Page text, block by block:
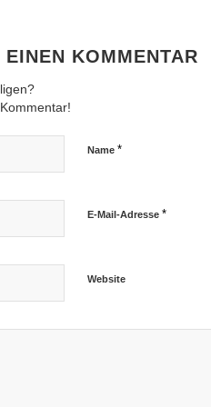
KOMMENTAR
Name *
E-Mail-Adresse *
Website